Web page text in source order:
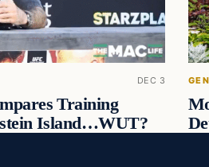
DEC 3
Training
Island…WUT?